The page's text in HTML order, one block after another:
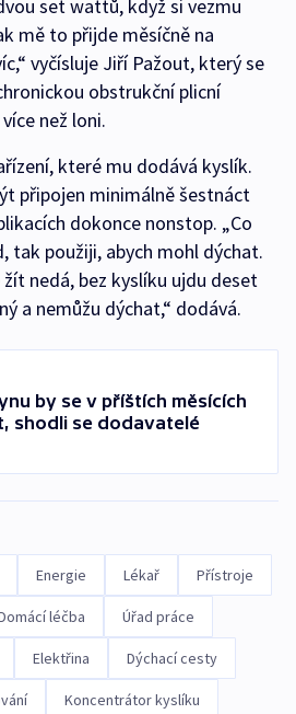
set wattů, když si vezmu
mě to přijde měsíčně na
vyčísluje Jiří Pažout, který se
obstrukční plicní
než loni.
které mu dodává kyslík.
připojen minimálně šestnáct
dokonce nonstop. „Co
tak použiji, abych mohl dýchat.
nedá, bez kyslíku ujdu deset
a nemůžu dýchat,“ dodává.
by se v příštích měsících
shodli se dodavatelé
Energie Lékař Přístroje
léčba Úřad práce
Elektřina Dýchací cesty
Koncentrátor kyslíku